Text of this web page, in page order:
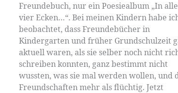
Freundebuch, nur ein Poesiealbum „In
vier Ecken…“. Bei meinen Kindern habe
beobachtet, dass Freundebücher in
Kindergarten und früher Grundschulzeit
aktuell waren, als sie selber noch nicht
schreiben konnten, ganz bestimmt nicht
wussten, was sie mal werden wollen, und
Freundschaften mehr als flüchtig. Jetzt